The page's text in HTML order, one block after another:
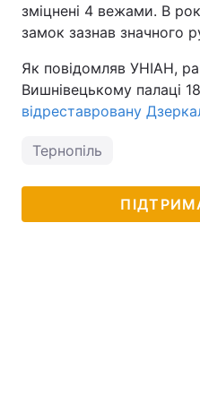
зміцнені 4 вежами. В
замок зазнав значного
Як повідомляв УНІАН,
Вишнівецькому палаці
відреставровану
Тернопіль